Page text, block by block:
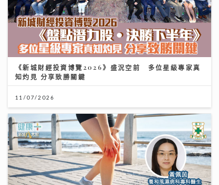
《新城財經投資博覽2026》盛況空前 多位星級專家真
知灼見 分享致勝關鍵
11/07/2026